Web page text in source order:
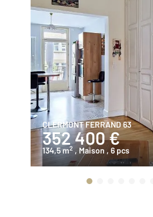
CLERMONT FERRAND 63
352 400 €
134,5 m2 , Maison , 6 pcs